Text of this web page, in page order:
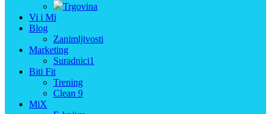
Trgovina
Vi i Mi
Blog
Zanimljivosti
Marketing
Suradnici1
Biti Fit
Trening
Clean 9
MiX